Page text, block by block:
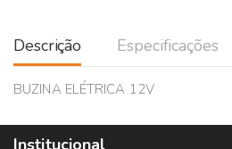
Descrição Especificações
BUZINA ELÉTRICA 12V
Institucional